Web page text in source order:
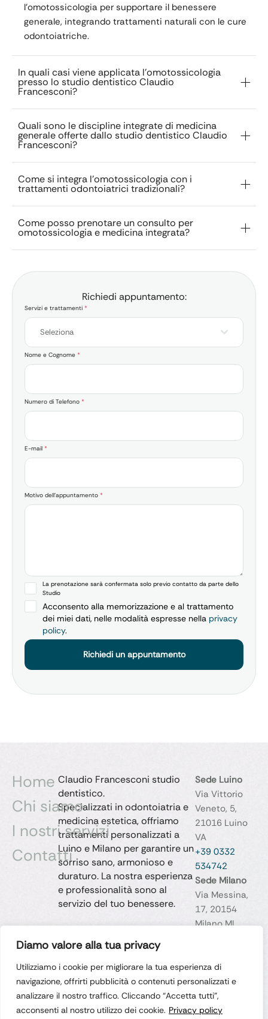
Diamo valore alla tua privacy
Utilizziamo i cookie per migliorare la tua esperienza di
navigazione, offrirti pubblicità o contenuti personalizzati e
analizzare il nostro traffico. Cliccando “Accetta tutti”,
acconsenti al nostro utilizzo dei cookie. Privacy policy
l’omotossicologia per supportare il benessere
generale, integrando trattamenti naturali con le cure
odontoiatriche.
In quali casi viene applicata l'omotossicologia
presso lo studio dentistico Claudio
Francesconi?
Quali sono le discipline integrate di medicina
generale offerte dallo studio dentistico Claudio
Francesconi?
Come si integra l'omotossicologia con i
trattamenti odontoiatrici tradizionali?
Come posso prenotare un consulto per
omotossicologia e medicina integrata?
Richiedi appuntamento:
Servizi e trattamenti *
Seleziona
Nome e Cognome *
Numero di Telefono *
E-mail *
Motivo dell'appuntamento *
La prenotazione sarà confermata solo previo contatto da parte dello
Studio
Acconsento alla memorizzazione e al trattamento
dei miei dati, nelle modalità espresse nella privacy
policy.
Richiedi un appuntamento
Home
Chi siamo
I nostri servizi
Contatti
Claudio Francesconi studio
dentistico.
Specializzati in odontoiatria e
medicina estetica, offriamo
trattamenti personalizzati a
Luino e Milano per garantire un
sorriso sano, armonioso e
duraturo. La nostra esperienza
e professionalità sono al
servizio del tuo benessere.
Sede Luino
Via Vittorio
Veneto, 5,
21016 Luino
VA
+39 0332
534742
Sede Milano
Via Messina,
17, 20154
Milano MI
medico@stud
ioclaudiofranc
esconi.it